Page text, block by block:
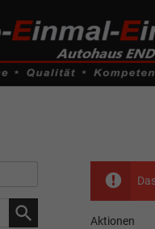
Points to address or
Aktionen